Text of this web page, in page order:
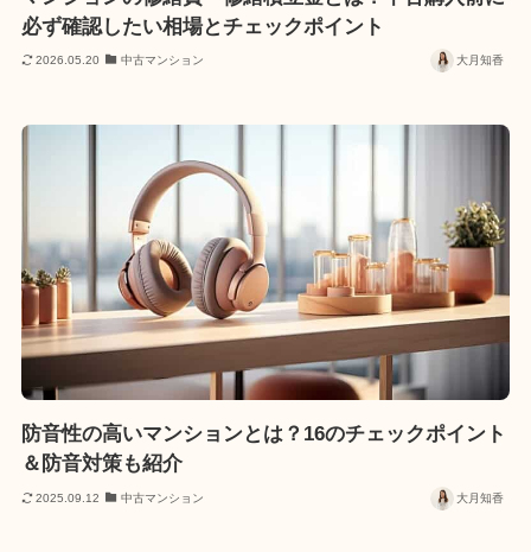
必ず確認したい相場とチェックポイント
2026.05.20 中古マンション 大月知香
防音性の高いマンションとは？16のチェックポイント
＆防音対策も紹介
2025.09.12 中古マンション 大月知香